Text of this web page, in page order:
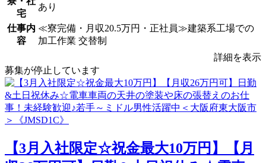
宅
あり
仕事内
容
≪寮完備・月収20.5万円・正社員≫建築系工場での
加工作業 交替制
詳細を表示
募集が停止しています
【3月入社限定☆祝金最大10万円】【月